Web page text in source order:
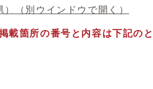
（別ウインドウで開く）
載箇所の番号と内容は下記の